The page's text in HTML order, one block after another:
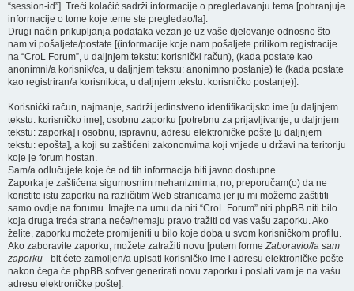
“session-id”]. Treći kolačić sadrži informacije o pregledavanju tema [pohranjuje
informacije o tome koje teme ste pregledao/la].
Drugi način prikupljanja podataka vezan je uz vaše djelovanje odnosno što
nam vi pošaljete/postate [(informacije koje nam pošaljete prilikom registracije
na “CroL Forum”, u daljnjem tekstu: korisnički račun), (kada postate kao
anonimni/a korisnik/ca, u daljnjem tekstu: anonimno postanje) te (kada postate
kao registriran/a korisnik/ca, u daljnjem tekstu: korisničko postanje)].
Korisnički račun, najmanje, sadrži jedinstveno identifikacijsko ime [u daljnjem
tekstu: korisničko ime], osobnu zaporku [potrebnu za prijavljivanje, u daljnjem
tekstu: zaporka] i osobnu, ispravnu, adresu elektroničke pošte [u daljnjem
tekstu: epošta], a koji su zaštićeni zakonom/ima koji vrijede u državi na teritoriju
koje je forum hostan.
Sam/a odlučujete koje će od tih informacija biti javno dostupne.
Zaporka je zaštićena sigurnosnim mehanizmima, no, preporučam(o) da ne
koristite istu zaporku na različitim Web stranicama jer ju mi možemo zaštititi
samo ovdje na forumu. Imajte na umu da niti “CroL Forum” niti phpBB niti bilo
koja druga treća strana neće/nemaju pravo tražiti od vas vašu zaporku. Ako
želite, zaporku možete promijeniti u bilo koje doba u svom korisničkom profilu.
Ako zaboravite zaporku, možete zatražiti novu [putem formeZaboravio/la sam
zaporku - bit ćete zamoljen/a upisati korisničko ime i adresu elektroničke pošte
nakon čega će phpBB softver generirati novu zaporku i poslati vam je na vašu
adresu elektroničke pošte].